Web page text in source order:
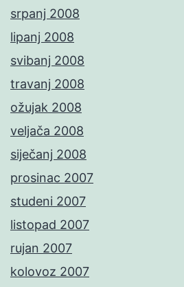
srpanj 2008
lipanj 2008
svibanj 2008
travanj 2008
ožujak 2008
veljača 2008
siječanj 2008
prosinac 2007
studeni 2007
listopad 2007
rujan 2007
kolovoz 2007